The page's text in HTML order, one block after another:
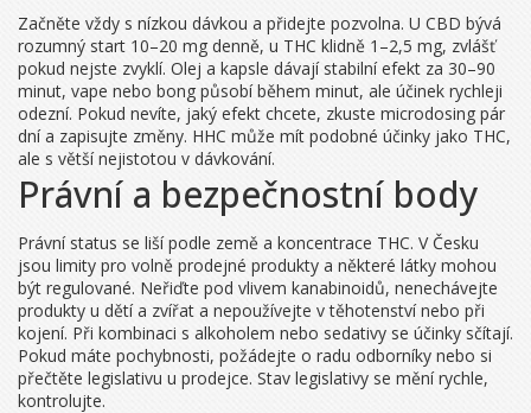
Začněte vždy s nízkou dávkou a přidejte pozvolna. U CBD bývá
rozumný start 10–20 mg denně, u THC klidně 1–2,5 mg, zvlášť
pokud nejste zvyklí. Olej a kapsle dávají stabilní efekt za 30–90
minut, vape nebo bong působí během minut, ale účinek rychleji
odezní. Pokud nevíte, jaký efekt chcete, zkuste microdosing pár
dní a zapisujte změny. HHC může mít podobné účinky jako THC,
ale s větší nejistotou v dávkování.
Právní a bezpečnostní body
Právní status se liší podle země a koncentrace THC. V Česku
jsou limity pro volně prodejné produkty a některé látky mohou
být regulované. Neřiďte pod vlivem kanabinoidů, nenechávejte
produkty u dětí a zvířat a nepoužívejte v těhotenství nebo při
kojení. Při kombinaci s alkoholem nebo sedativy se účinky sčítají.
Pokud máte pochybnosti, požádejte o radu odborníky nebo si
přečtěte legislativu u prodejce. Stav legislativy se mění rychle,
kontrolujte.